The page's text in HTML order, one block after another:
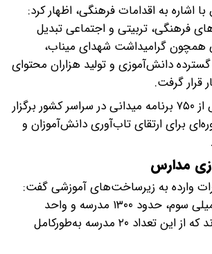
اشاره به اقدامات فرهنگی، اظهار کرد:
فرهنگی، تربیتی و اجتماعی تبدیل
همچون گرامیداشت شهدای میناب،
دانش‌آموزی و تولید هزاران محتوای
قرار گرفت.
وی اضافه کرد: بیش از ۷۵۰ برنامه میدانی در سراسر کشور برگزار
برای ارتقای تاب‌آوری دانش‌آموزان و
مدارس
وارده به زیرساخت‌های آموزشی گفت:
در جریان جنگ تحمیلی سوم، حدود ۱۳۰۰ مدرسه و واحد
آموزشی آسیب دیدند که از این تعداد ۲۰ مدرسه به‌طورکامل